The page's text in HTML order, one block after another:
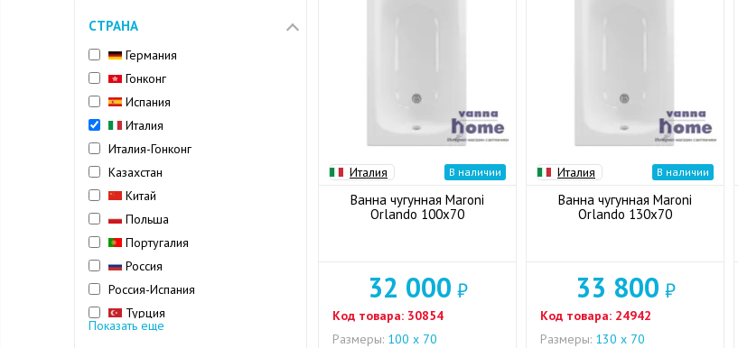
СТРАНА
Германия
Гонконг
Испания
Италия
Италия-Гонконг
Казахстан
Китай
Польша
Португалия
Россия
Россия-Испания
Турция
Финляндия
Показать еще
Италия В наличии
Ванна чугунная Maroni
Orlando 100x70
32 000 ₽
Код товара: 30854
Размеры: 100 х 70
Италия В наличии
Ванна чугунная Maroni
Orlando 130x70
33 800 ₽
Код товара: 24942
Размеры: 130 х 70